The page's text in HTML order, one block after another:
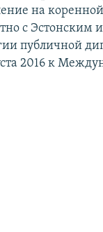
на
с Эстонским
публичной
2016 к